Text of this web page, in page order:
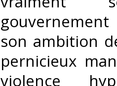
son ambition
pernicieux
violence